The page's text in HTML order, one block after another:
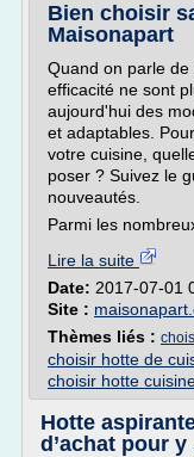
Bien choisir
Maisonapart
Quand on parle
efficacité ne sont
aujourd'hui des
et adaptables.
votre cuisine,
poser ? Suivez le
nouveautés.
Parmi les
Lire la suite
Date: 2017-07-01
Site :
Thèmes liés :
choisir hotte de
choisir hotte
Hotte
d’achat pour y